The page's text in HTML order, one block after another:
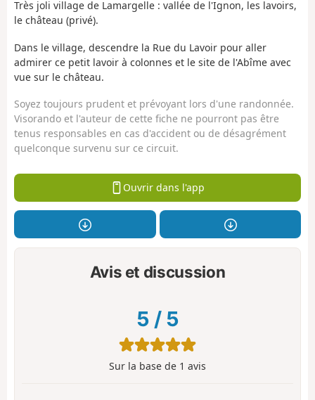
Très joli village de Lamargelle : vallée de l'Ignon, les lavoirs,
le château (privé).
Dans le village, descendre la Rue du Lavoir pour aller
admirer ce petit lavoir à colonnes et le site de l'Abîme avec
vue sur le château.
Soyez toujours prudent et prévoyant lors d'une randonnée.
Visorando et l'auteur de cette fiche ne pourront pas être
tenus responsables en cas d'accident ou de désagrément
quelconque survenu sur ce circuit.
Ouvrir dans l'app
Avis et discussion
5 / 5
Sur la base de 1 avis